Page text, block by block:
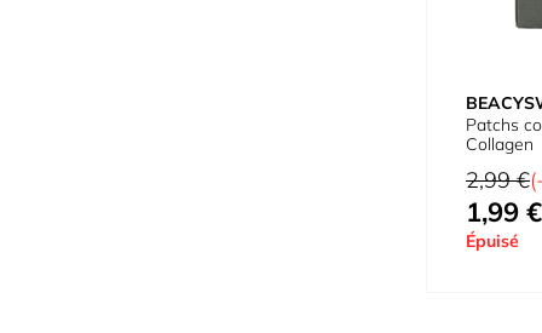
Patchs
Collagen
Prix normal
2,99 €
Prix spécial
1,99 €
Épuisé